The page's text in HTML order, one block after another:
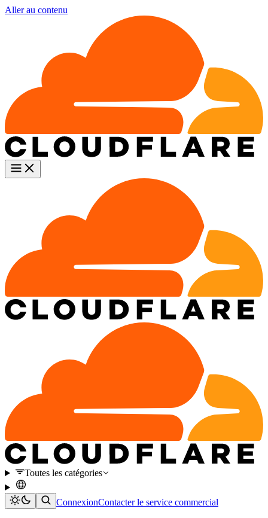
Aller au contenu
Toutes les catégories
ConnexionContacter le service commercial